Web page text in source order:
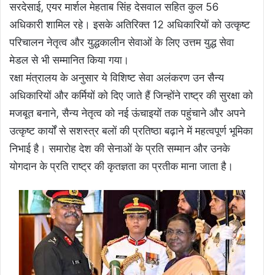
सरदेसाई, एयर मार्शल मेहताब सिंह देसवाल सहित कुल 56
अधिकारी शामिल रहे। इसके अतिरिक्त 12 अधिकारियों को उत्कृष्ट
परिचालन नेतृत्व और युद्धकालीन सेवाओं के लिए उत्तम युद्ध सेवा
मेडल से भी सम्मानित किया गया।
रक्षा मंत्रालय के अनुसार ये विशिष्ट सेवा अलंकरण उन सैन्य
अधिकारियों और कर्मियों को दिए जाते हैं जिन्होंने राष्ट्र की सुरक्षा को
मजबूत बनाने, सैन्य नेतृत्व को नई ऊंचाइयों तक पहुंचाने और अपने
उत्कृष्ट कार्यों से सशस्त्र बलों की प्रतिष्ठा बढ़ाने में महत्वपूर्ण भूमिका
निभाई है। समारोह देश की सेनाओं के प्रति सम्मान और उनके
योगदान के प्रति राष्ट्र की कृतज्ञता का प्रतीक माना जाता है।